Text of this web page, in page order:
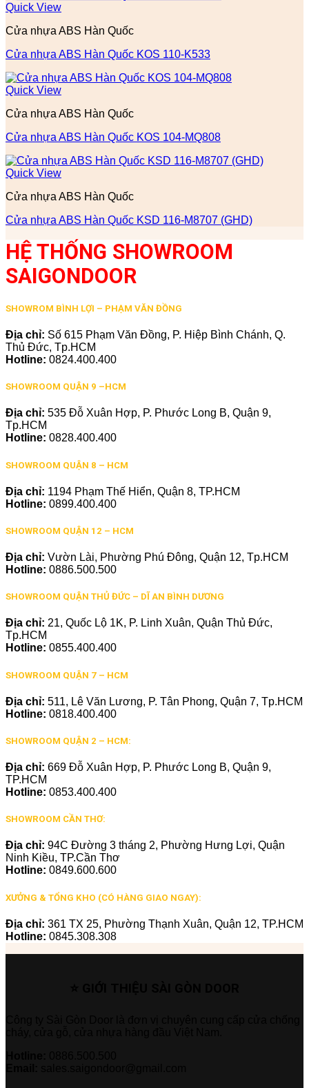
Quick View
Cửa nhựa ABS Hàn Quốc
Cửa nhựa ABS Hàn Quốc KOS 110-K533
Quick View
Cửa nhựa ABS Hàn Quốc
Cửa nhựa ABS Hàn Quốc KOS 104-MQ808
Quick View
Cửa nhựa ABS Hàn Quốc
Cửa nhựa ABS Hàn Quốc KSD 116-M8707 (GHD)
HỆ THỐNG SHOWROOM
SAIGONDOOR
SHOWROM BÌNH LỢI – PHẠM VĂN ĐỒNG
Địa chỉ: Số 615 Phạm Văn Đồng, P. Hiệp Bình Chánh, Q.
Thủ Đức, Tp.HCM
Hotline: 0824.400.400
SHOWROOM QUẬN 9 –HCM
Địa chỉ: 535 Đỗ Xuân Hợp, P. Phước Long B, Quận 9,
Tp.HCM
Hotline: 0828.400.400
SHOWROOM QUẬN 8 – HCM
Địa chỉ: 1194 Phạm Thế Hiển, Quận 8, TP.HCM
Hotline: 0899.400.400
SHOWROOM QUẬN 12 – HCM
Địa chỉ: Vườn Lài, Phường Phú Đông, Quận 12, Tp.HCM
Hotline: 0886.500.500
SHOWROOM QUẬN THỦ ĐỨC – DĨ AN BÌNH DƯƠNG
Địa chỉ: 21, Quốc Lộ 1K, P. Linh Xuân, Quận Thủ Đức,
Tp.HCM
Hotline: 0855.400.400
SHOWROOM QUẬN 7 – HCM
Địa chỉ: 511, Lê Văn Lương, P. Tân Phong, Quận 7, Tp.HCM
Hotline: 0818.400.400
SHOWROOM QUẬN 2 – HCM:
Địa chỉ: 669 Đỗ Xuân Hợp, P. Phước Long B, Quận 9,
TP.HCM
Hotline: 0853.400.400
SHOWROOM CẦN THƠ:
Địa chỉ: 94C Đường 3 tháng 2, Phường Hưng Lợi, Quận
Ninh Kiều, TP.Cần Thơ
Hotline: 0849.600.600
XƯỞNG & TỔNG KHO (CÓ HÀNG GIAO NGAY):
Địa chỉ: 361 TX 25, Phường Thạnh Xuân, Quận 12, TP.HCM
Hotline: 0845.308.308